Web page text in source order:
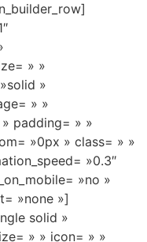
» »
»
» »
padding= » »
»0px » class= » »
»0.3″
»no »
»none »]
solid »
» » icon= » »